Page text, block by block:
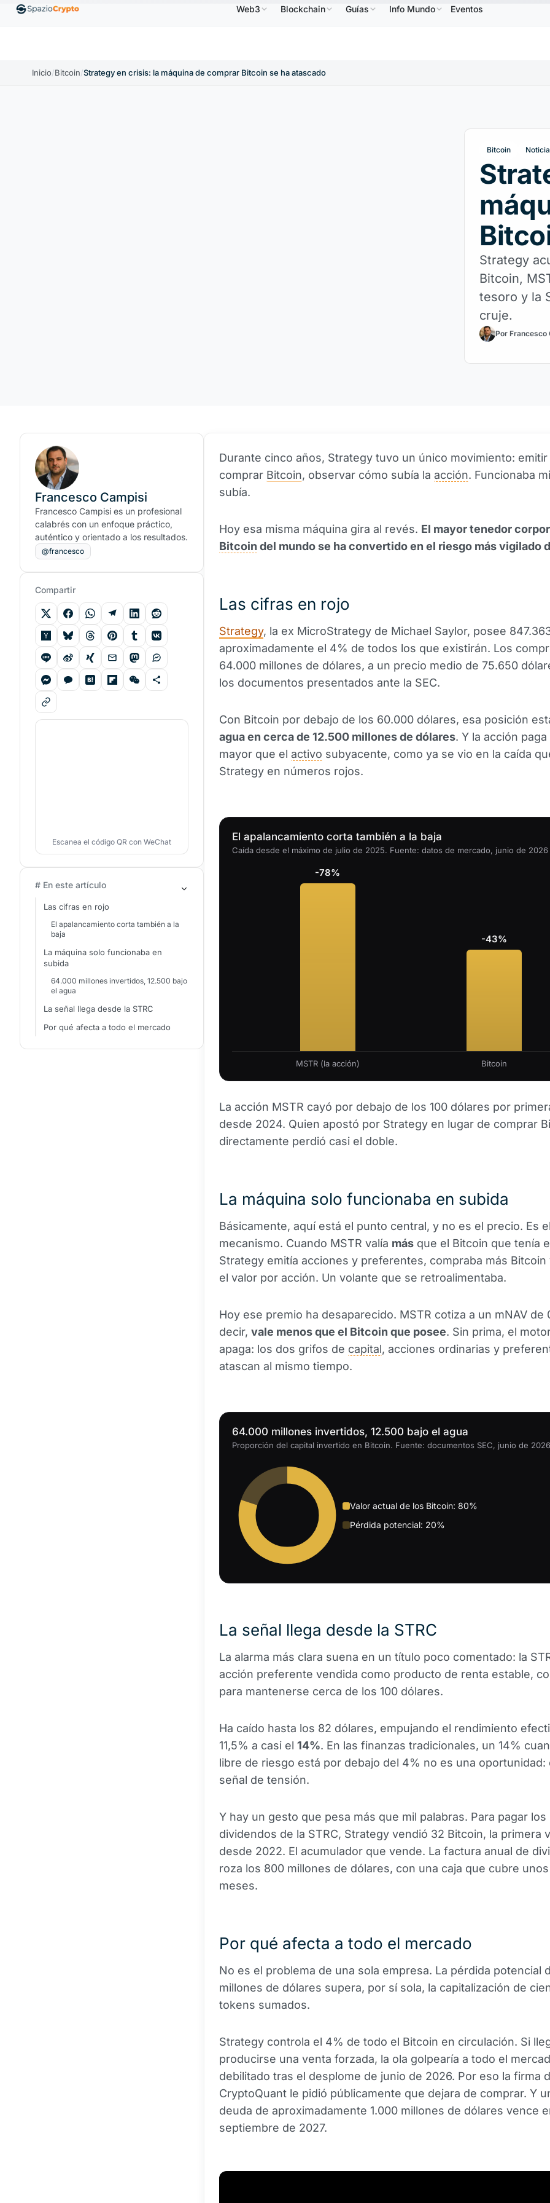
EthereumETH1880,58 US$ ↑0.00% BNB BNB586,64 US$ ↑2.10% USDC USDC0,9995 US$ ↑0.00% XRP
Web3 Blockchain Guías Info Mundo Eventos
Inicio/Bitcoin/Strategy en crisis: la máquina de comprar Bitcoin se ha atascado
Bitcoin
Strategy
Bitcoin,
tesoro y la
cruje.
Por Francesco
Durante cinco años, Strategy tuvo un único movimiento:
comprar Bitcoin, observar cómo subía la acción. Funcionaba
subía.
Hoy esa misma máquina gira al revés. El mayor tenedor
Bitcoin del mundo se ha convertido en el riesgo más vigilado
Las cifras en rojo
Strategy, la ex MicroStrategy de Michael Saylor, posee
aproximadamente el 4% de todos los que existirán. Los
64.000 millones de dólares, a un precio medio de 75.650
los documentos presentados ante la SEC.
Con Bitcoin por debajo de los 60.000 dólares, esa posición
agua en cerca de 12.500 millones de dólares. Y la acción
mayor que el activo subyacente, como ya se vio en la caída
Strategy en números rojos.
El apalancamiento corta también a la baja
Caída desde el máximo de julio de 2025. Fuente: datos de mercado, junio de 2026
-78%
-43%
MSTR (la acción) Bitcoin
La acción MSTR cayó por debajo de los 100 dólares por
desde 2024. Quien apostó por Strategy en lugar de comprar
directamente perdió casi el doble.
La máquina solo funcionaba en subida
Básicamente, aquí está el punto central, y no es el precio. Es
mecanismo. Cuando MSTR valía más que el Bitcoin que tenía
Strategy emitía acciones y preferentes, compraba más Bitcoin
el valor por acción. Un volante que se retroalimentaba.
Hoy ese premio ha desaparecido. MSTR cotiza a un mNAV de
decir, vale menos que el Bitcoin que posee. Sin prima, el
apaga: los dos grifos de capital, acciones ordinarias y
atascan al mismo tiempo.
64.000 millones invertidos, 12.500 bajo el agua
Proporción del capital invertido en Bitcoin. Fuente: documentos SEC, junio de 2026
Valor actual de los Bitcoin: 80%
Pérdida potencial: 20%
La señal llega desde la STRC
La alarma más clara suena en un título poco comentado: la
acción preferente vendida como producto de renta estable,
para mantenerse cerca de los 100 dólares.
Ha caído hasta los 82 dólares, empujando el rendimiento
11,5% a casi el 14%. En las finanzas tradicionales, un 14%
libre de riesgo está por debajo del 4% no es una oportunidad:
señal de tensión.
Y hay un gesto que pesa más que mil palabras. Para pagar los
dividendos de la STRC, Strategy vendió 32 Bitcoin, la primera
desde 2022. El acumulador que vende. La factura anual de
roza los 800 millones de dólares, con una caja que cubre
meses.
Por qué afecta a todo el mercado
No es el problema de una sola empresa. La pérdida potencial
millones de dólares supera, por sí sola, la capitalización de
tokens sumados.
Strategy controla el 4% de todo el Bitcoin en circulación. Si
producirse una venta forzada, la ola golpearía a todo el
debilitado tras el desplome de junio de 2026. Por eso la firma
CryptoQuant le pidió públicamente que dejara de comprar. Y
deuda de aproximadamente 1.000 millones de dólares vence
septiembre de 2027.
Francesco Campisi
Francesco Campisi es un profesional
calabrés con un enfoque práctico,
auténtico y orientado a los resultados.
@francesco
Compartir
Escanea el código QR con WeChat
# En este artículo
Las cifras en rojo
El apalancamiento corta también a la
baja
La máquina solo funcionaba en
subida
64.000 millones invertidos, 12.500 bajo
el agua
La señal llega desde la STRC
Por qué afecta a todo el mercado